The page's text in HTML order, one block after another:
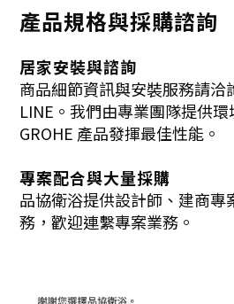
產品規格與採購諮詢
居家安裝與諮詢
商品細節資訊與安裝服務請洽
LINE。我們由專業團隊提供
GROHE 產品發揮最佳性能。
專案配合與大量採購
品協衛浴提供設計師、建商專
務，歡迎連繫專案業務。